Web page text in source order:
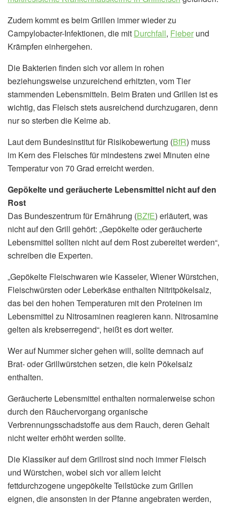
Zudem kommt es beim Grillen immer wieder zu
Campylobacter-Infektionen, die mit Durchfall, Fieber und
Krämpfen einhergehen.
Die Bakterien finden sich vor allem in rohen
beziehungsweise unzureichend erhitzten, vom Tier
stammenden Lebensmitteln. Beim Braten und Grillen ist es
wichtig, das Fleisch stets ausreichend durchzugaren, denn
nur so sterben die Keime ab.
Laut dem Bundesinstitut für Risikobewertung (BfR) muss
im Kern des Fleisches für mindestens zwei Minuten eine
Temperatur von 70 Grad erreicht werden.
Gepökelte und geräucherte Lebensmittel nicht auf den
Rost
Das Bundeszentrum für Ernährung (BZfE) erläutert, was
nicht auf den Grill gehört: „Gepökelte oder geräucherte
Lebensmittel sollten nicht auf dem Rost zubereitet werden“,
schreiben die Experten.
„Gepökelte Fleischwaren wie Kasseler, Wiener Würstchen,
Fleischwürsten oder Leberkäse enthalten Nitritpökelsalz,
das bei den hohen Temperaturen mit den Proteinen im
Lebensmittel zu Nitrosaminen reagieren kann. Nitrosamine
gelten als krebserregend“, heißt es dort weiter.
Wer auf Nummer sicher gehen will, sollte demnach auf
Brat- oder Grillwürstchen setzen, die kein Pökelsalz
enthalten.
Geräucherte Lebensmittel enthalten normalerweise schon
durch den Räuchervorgang organische
Verbrennungsschadstoffe aus dem Rauch, deren Gehalt
nicht weiter erhöht werden sollte.
Die Klassiker auf dem Grillrost sind noch immer Fleisch
und Würstchen, wobei sich vor allem leicht
fettdurchzogene ungepökelte Teilstücke zum Grillen
eignen, die ansonsten in der Pfanne angebraten werden,